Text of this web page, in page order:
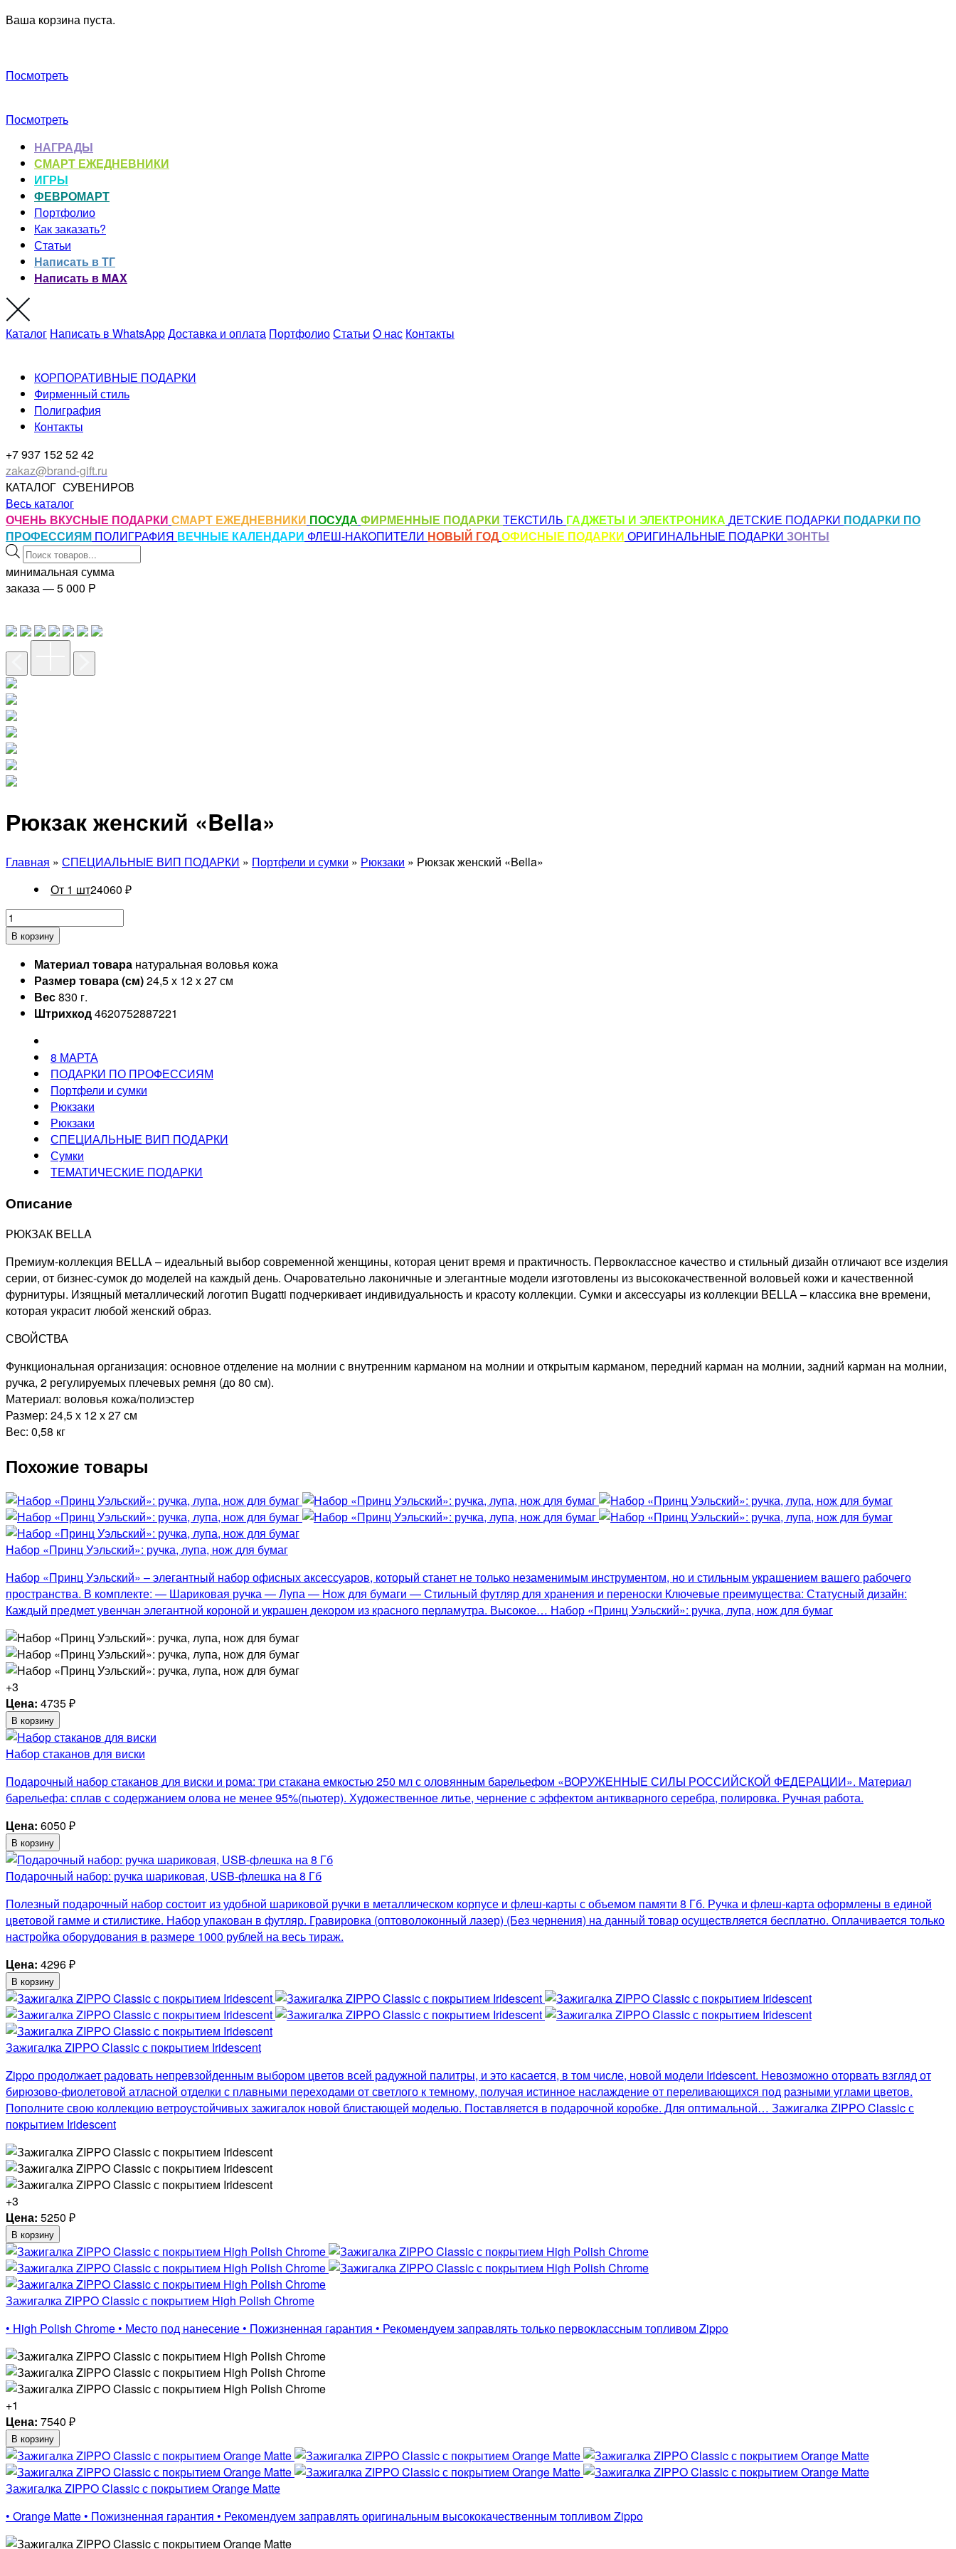
Ваша корзина пуста.
Посмотреть
Посмотреть
НАГРАДЫ
СМАРТ ЕЖЕДНЕВНИКИ
ИГРЫ
ФЕВРОМАРТ
Портфолио
Как заказать?
Статьи
Написать в ТГ
Написать в MAX
Каталог Написать в WhatsAppДоставка и оплата ПортфолиоСтатьи О нас Контакты
КОРПОРАТИВНЫЕ ПОДАРКИ
Фирменный стиль
Полиграфия
Контакты
+7 937 152 52 42
zakaz@brand-gift.ru
КАТАЛОГ СУВЕНИРОВ
Весь каталог
ОЧЕНЬ ВКУСНЫЕ ПОДАРКИ СМАРТ ЕЖЕДНЕВНИКИ ПОСУДА ФИРМЕННЫЕ ПОДАРКИ ТЕКСТИЛЬ ГАДЖЕТЫ И ЭЛЕКТРОНИКА ДЕТСКИЕ ПОДАРКИ ПОДАРКИ ПО
ПРОФЕССИЯМ ПОЛИГРАФИЯ ВЕЧНЫЕ КАЛЕНДАРИ ФЛЕШ-НАКОПИТЕЛИ НОВЫЙ ГОДОФИСНЫЕ ПОДАРКИ ОРИГИНАЛЬНЫЕ ПОДАРКИ ЗОНТЫ
Поиск
товаров
минимальная сумма
заказа — 5 000 P
Рюкзак женский «Bella»
Главная » СПЕЦИАЛЬНЫЕ ВИП ПОДАРКИ » Портфели и сумки » Рюкзаки » Рюкзак женский «Bella»
От 1 шт24060 ₽
В корзину
Материал товара натуральная воловья кожа
Размер товара (см)24,5 х 12 х 27 см
Вес830 г.
Штрихкод4620752887221
8 МАРТА
ПОДАРКИ ПО ПРОФЕССИЯМ
Портфели и сумки
Рюкзаки
Рюкзаки
СПЕЦИАЛЬНЫЕ ВИП ПОДАРКИ
Сумки
ТЕМАТИЧЕСКИЕ ПОДАРКИ
Описание
РЮКЗАК BELLA
Премиум-коллекция BELLA – идеальный выбор современной женщины, которая ценит время и практичность. Первоклассное качество и стильный дизайн отличают все изделия
серии, от бизнес-сумок до моделей на каждый день. Очаровательно лаконичные и элегантные модели изготовлены из высококачественной воловьей кожи и качественной
фурнитуры. Изящный металлический логотип Bugatti подчеркивает индивидуальность и красоту коллекции. Сумки и аксессуары из коллекции BELLA – классика вне времени,
которая украсит любой женский образ.
СВОЙСТВА
Функциональная организация: основное отделение на молнии с внутренним карманом на молнии и открытым карманом, передний карман на молнии, задний карман на молнии,
ручка, 2 регулируемых плечевых ремня (до 80 см).
Материал: воловья кожа/полиэстер
Размер: 24,5 х 12 х 27 см
Вес: 0,58 кг
Похожие товары
Набор «Принц Уэльский»: ручка, лупа, нож для бумаг
Набор «Принц Уэльский» – элегантный набор офисных аксессуаров, который станет не только незаменимым инструментом, но и стильным украшением вашего рабочего
пространства. В комплекте: — Шариковая ручка — Лупа — Нож для бумаги — Стильный футляр для хранения и переноски Ключевые преимущества: Статусный дизайн:
Каждый предмет увенчан элегантной короной и украшен декором из красного перламутра. Высокое… Набор «Принц Уэльский»: ручка, лупа, нож для бумаг
+3
Цена: 4735₽
В корзину
Набор стаканов для виски
Подарочный набор стаканов для виски и рома: три стакана емкостью 250 мл с оловянным барельефом «ВОРУЖЕННЫЕ СИЛЫ РОССИЙСКОЙ ФЕДЕРАЦИИ». Материал
барельефа: сплав с содержанием олова не менее 95%(пьютер). Художественное литье, чернение с эффектом антикварного серебра, полировка. Ручная работа.
Цена: 6050 ₽
В корзину
Подарочный набор: ручка шариковая, USB-флешка на 8 Гб
Полезный подарочный набор состоит из удобной шариковой ручки в металлическом корпусе и флеш-карты с объемом памяти 8 Гб. Ручка и флеш-карта оформлены в единой
цветовой гамме и стилистике. Набор упакован в футляр. Гравировка (оптоволоконный лазер) (Без чернения) на данный товар осуществляется бесплатно. Оплачивается только
настройка оборудования в размере 1000 рублей на весь тираж.
Цена: 4296₽
В корзину
Зажигалка ZIPPO Classic с покрытием Iridescent
Zippo продолжает радовать непревзойденным выбором цветов всей радужной палитры, и это касается, в том числе, новой модели Iridescent. Невозможно оторвать взгляд от
бирюзово-фиолетовой атласной отделки с плавными переходами от светлого к темному, получая истинное наслаждение от переливающихся под разными углами цветов.
Пополните свою коллекцию ветроустойчивых зажигалок новой блистающей моделью. Поставляется в подарочной коробке. Для оптимальной… Зажигалка ZIPPO Classic с
покрытием Iridescent
+3
Цена: 5250 ₽
В корзину
Зажигалка ZIPPO Classic с покрытием High Polish Chrome
• High Polish Chrome • Место под нанесение • Пожизненная гарантия • Рекомендуем заправлять только первоклассным топливом Zippo
+1
Цена: 7540 ₽
В корзину
Зажигалка ZIPPO Classic с покрытием Orange Matte
• Orange Matte • Пожизненная гарантия • Рекомендуем заправлять оригинальным высококачественным топливом Zippo